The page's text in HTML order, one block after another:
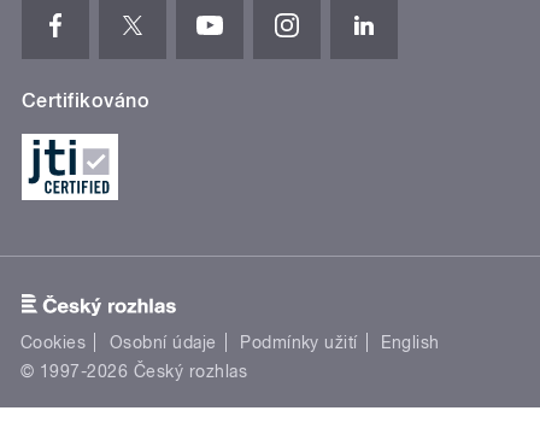
Certifikováno
Cookies Osobní údaje Podmínky užití
English
© 1997-2026 Český rozhlas